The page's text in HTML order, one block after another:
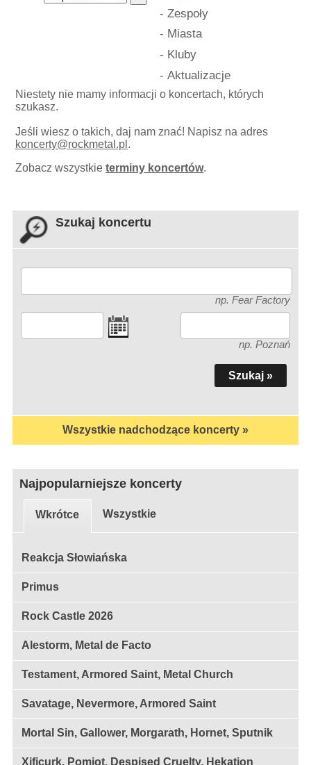
- Zespoły
- Miasta
- Kluby
- Aktualizacje
Niestety nie mamy informacji o koncertach, których
szukasz.
Jeśli wiesz o takich, daj nam znać! Napisz na adres
koncerty@rockmetal.pl .
Zobacz wszystkieterminy koncertów.
Szukaj koncertu
np. Fear Factory
np. Poznań
Wszystkie nadchodzące koncerty »
Najpopularniejsze koncerty
Wkrótce Wszystkie
Reakcja Słowiańska
Primus
Rock Castle 2026
Alestorm, Metal de Facto
Testament, Armored Saint, Metal Church
Savatage, Nevermore, Armored Saint
Mortal Sin, Gallower, Morgarath, Hornet, Sputnik
Xificurk, Pomiot, Despised Cruelty, Hekation